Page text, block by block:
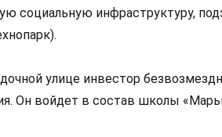
социальную инфраструктуру,
улице инвестор
Он войдет в состав школы